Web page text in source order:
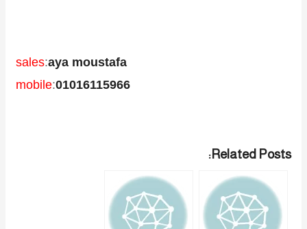
sales:aya moustafa
mobile:01016115966
Related Posts: